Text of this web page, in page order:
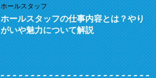
ホールスタッフ
ホールスタッフの仕事内容とは？やり
がいや魅力について解説